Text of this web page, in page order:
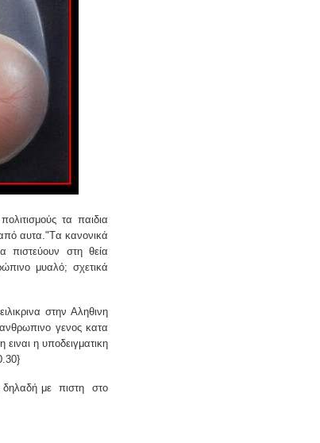
πολιτισμούς τα παιδια
αυτα."Tα κανονικά
πιστεύουν στη θεία
μυαλό; σχετικά
στην Αληθινη
γενος κατα
η υποδειγματικη
δηλαδή με πιστη
στο